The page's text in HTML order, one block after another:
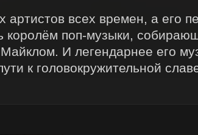
всех времен, а его
королём поп-музыки,
И легендарнее его
к головокружительной